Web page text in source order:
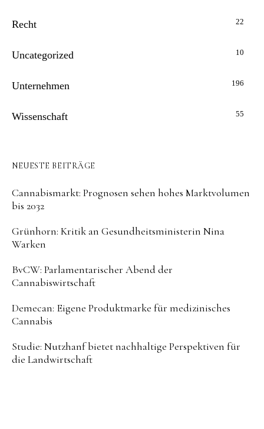
Recht 22
Uncategorized 10
Unternehmen 196
Wissenschaft 55
NEUESTE BEITRÄGE
Cannabismarkt: Prognosen sehen hohes Marktvolumen
bis 2032
Grünhorn: Kritik an Gesundheitsministerin Nina
Warken
BvCW: Parlamentarischer Abend der
Cannabiswirtschaft
Demecan: Eigene Produktmarke für medizinisches
Cannabis
Studie: Nutzhanf bietet nachhaltige Perspektiven für
die Landwirtschaft